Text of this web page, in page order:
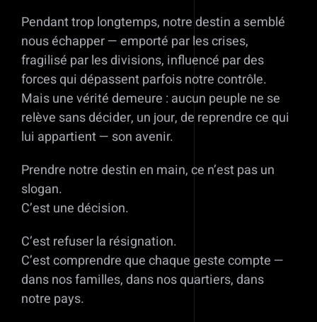
Pendant trop longtemps, notre destin a semblé
nous échapper — emporté par les crises,
fragilisé par les divisions, influencé par des
forces qui dépassent parfois notre contrôle.
Mais une vérité demeure : aucun peuple ne se
relève sans décider, un jour, de reprendre ce qui
lui appartient — son avenir.
Prendre notre destin en main, ce n’est pas un
slogan.
C’est une décision.
C’est refuser la résignation.
C’est comprendre que chaque geste compte —
dans nos familles, dans nos quartiers, dans
notre pays.